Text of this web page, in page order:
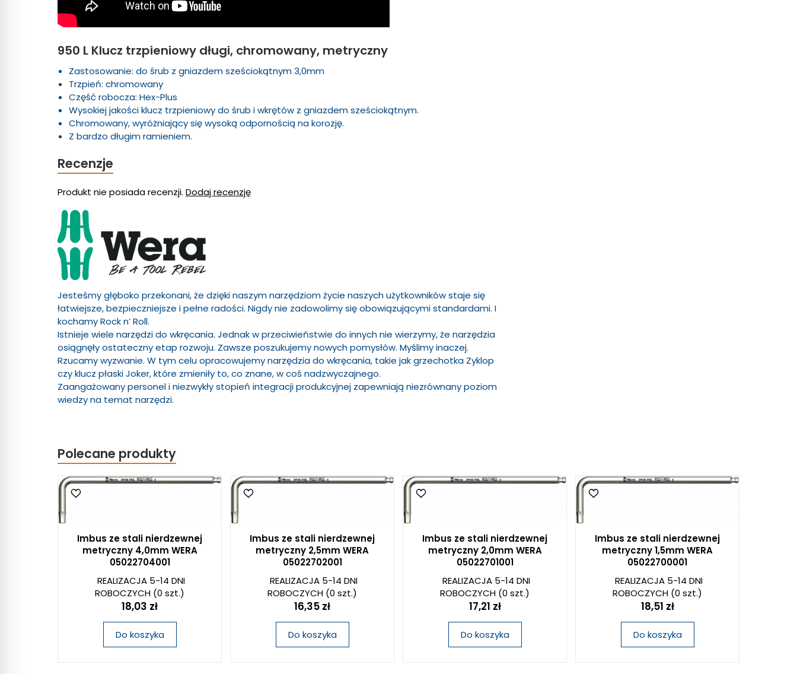
950 L Klucz trzpieniowy długi, chromowany, metryczny
Zastosowanie: do śrub z gniazdem sześciokątnym 3,0mm
Trzpień: chromowany
Część robocza: Hex-Plus
Wysokiej jakości klucz trzpieniowy do śrub i wkrętów z gniazdem sześciokątnym.
Chromowany, wyróżniający się wysoką odpornością na korozję.
Z bardzo długim ramieniem.
Recenzje
Produkt nie posiada recenzji. Dodaj recenzję
Jesteśmy głęboko przekonani, że dzięki naszym narzędziom życie naszych użytkowników staje się
łatwiejsze, bezpieczniejsze i pełne radości. Nigdy nie zadowolimy się obowiązującymi standardami. I
kochamy Rock n’ Roll.
Istnieje wiele narzędzi do wkręcania. Jednak w przeciwieństwie do innych nie wierzymy, że narzędzia
osiągnęły ostateczny etap rozwoju. Zawsze poszukujemy nowych pomysłów. Myślimy inaczej.
Rzucamy wyzwanie. W tym celu opracowujemy narzędzia do wkręcania, takie jak grzechotka Zyklop
czy klucz płaski Joker, które zmieniły to, co znane, w coś nadzwyczajnego.
Zaangażowany personel i niezwykły stopień integracji produkcyjnej zapewniają niezrównany poziom
wiedzy na temat narzędzi.
Polecane produkty
Imbus ze stali nierdzewnej
metryczny 4,0mm WERA
05022704001
REALIZACJA 5-14 DNI
ROBOCZYCH (0 szt.)
18,03 zł
Do koszyka
Imbus ze stali nierdzewnej
metryczny 2,5mm WERA
05022702001
REALIZACJA 5-14 DNI
ROBOCZYCH (0 szt.)
16,35 zł
Do koszyka
Imbus ze stali nierdzewnej
metryczny 2,0mm WERA
05022701001
REALIZACJA 5-14 DNI
ROBOCZYCH (0 szt.)
17,21 zł
Do koszyka
Imbus ze stali nierdzewnej
metryczny 1,5mm WERA
05022700001
REALIZACJA 5-14 DNI
ROBOCZYCH (0 szt.)
18,51 zł
Do koszyka